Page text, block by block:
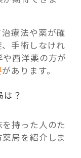
療法や薬が確
手術しなけれ
西洋薬の方が
があります。
？
持った人のた
局を紹介しま